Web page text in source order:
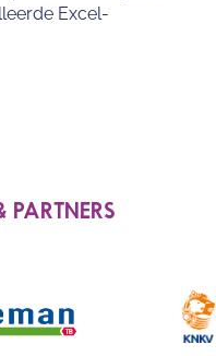
Excel-